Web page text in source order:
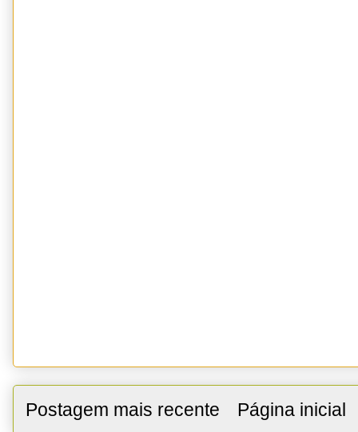
Postagem mais recente Página inicial